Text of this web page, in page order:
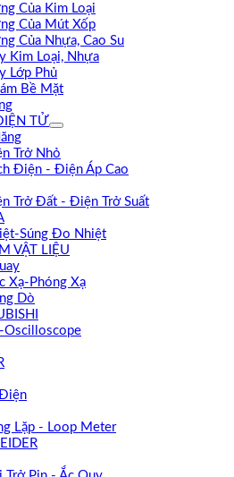
Của Kim Loại
Của Mút Xốp
Của Nhựa, Cao Su
Kim Loại, Nhựa
Lớp Phủ
Bề Mặt
TỬ
Trở Nhỏ
Điện - Điện Áp Cao
Trở Đất - Điện Trở Suất
Súng Đo Nhiệt
VẬT LIỆU
Xạ-Phóng Xạ
Dò
Oscilloscope
Lặp - Loop Meter